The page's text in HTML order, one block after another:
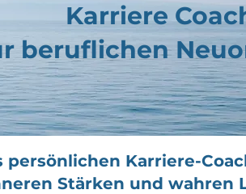
Karriere
beruflichen
persönlichen Karriere-
Stärken und wahren